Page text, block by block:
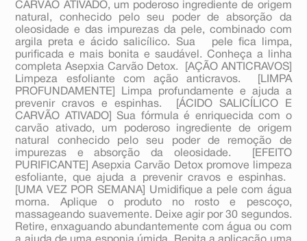
CARVÃO ATIVADO, um poderoso ingrediente de origem
natural, conhecido pelo seu poder de absorção da
oleosidade e das impurezas da pele, combinado com
argila preta e ácido salicílico. Sua pele fica limpa,
purificada e mais bonita e saudável. Conheça a linha
completa Asepxia Carvão Detox.  [AÇÃO ANTICRAVOS]
Limpeza esfoliante com ação anticravos.  [LIMPA
PROFUNDAMENTE] Limpa profundamente e ajuda a
prevenir cravos e espinhas.  [ÁCIDO SALICÍLICO E
CARVÃO ATIVADO] Sua fórmula é enriquecida com o
carvão ativado, um poderoso ingrediente de origem
natural conhecido pelo seu poder de remoção de
impurezas e absorção da oleosidade.  [EFEITO
PURIFICANTE] Asepxia Carvão Detox promove limpeza
esfoliante, que ajuda a prevenir cravos e espinhas. 
[UMA VEZ POR SEMANA] Umidifique a pele com água
morna. Aplique o produto no rosto e pescoço,
massageando suavemente. Deixe agir por 30 segundos.
Retire, enxaguando abundantemente com água ou com